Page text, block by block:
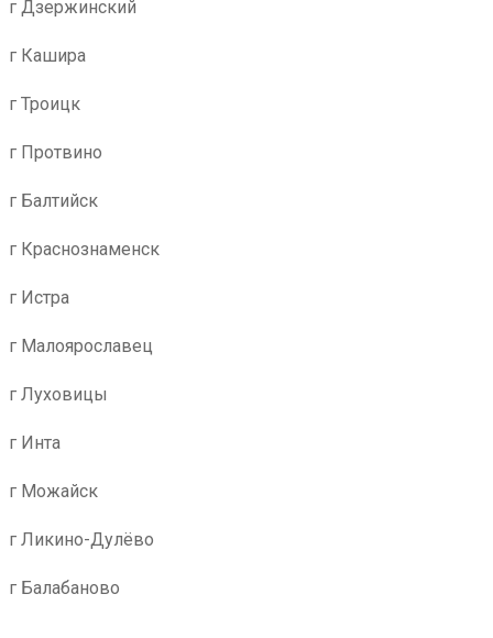
г Дзержинский
г Кашира
г Троицк
г Протвино
г Балтийск
г Краснознаменск
г Истра
г Малоярославец
г Луховицы
г Инта
г Можайск
г Ликино-Дулёво
г Балабаново